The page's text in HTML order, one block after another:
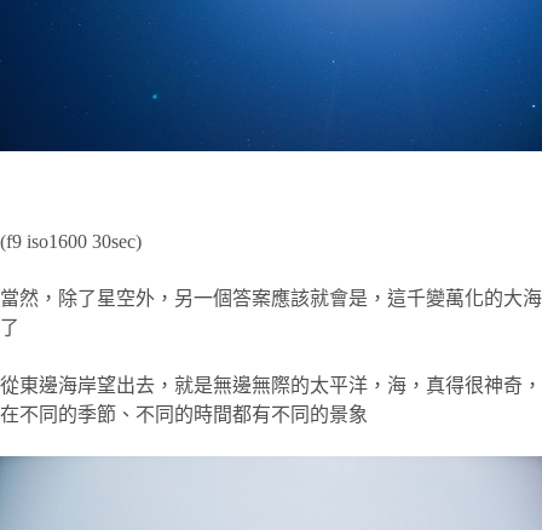
(f9 iso1600 30sec)
當然，除了星空外，另一個答案應該就會是，這千變萬化的大海
了
從東邊海岸望出去，就是無邊無際的太平洋，海，真得很神奇，
在不同的季節、不同的時間都有不同的景象